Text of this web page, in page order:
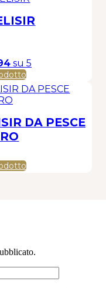
su 5
DA PESCE